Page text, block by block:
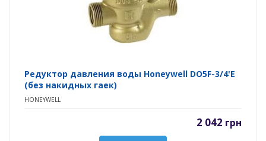
Редуктор давления воды Honeywell DO5F-3/4'E
(без накидных гаек)
HONEYWELL
2 042 грн